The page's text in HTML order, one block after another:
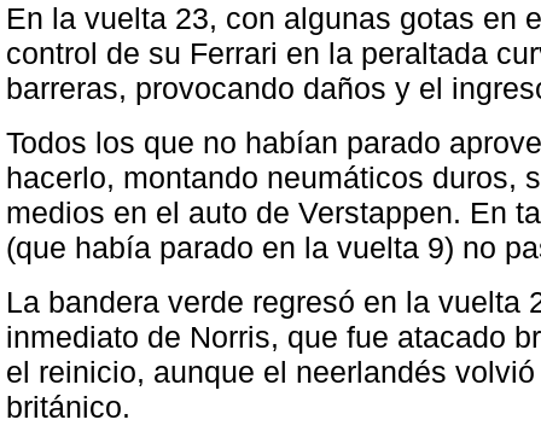
En la vuelta 23, con algunas gotas en
control de su Ferrari en la peraltada
barreras, provocando daños y el
Todos los que no habían parado
hacerlo, montando neumáticos duros,
medios en el auto de Verstappen. En
(que había parado en la vuelta 9) no
La bandera verde regresó en la vuelta
inmediato de Norris, que fue atacado
el reinicio, aunque el neerlandés
británico.